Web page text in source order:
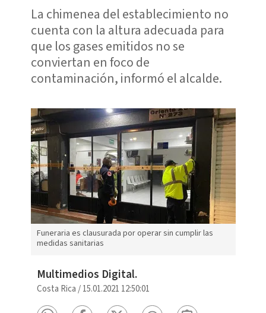
La chimenea del establecimiento no
cuenta con la altura adecuada para
que los gases emitidos no se
conviertan en foco de
contaminación, informó el alcalde.
Funeraria es clausurada por operar sin cumplir las
medidas sanitarias
Multimedios Digital.
Costa Rica /15.01.2021 12:50:01